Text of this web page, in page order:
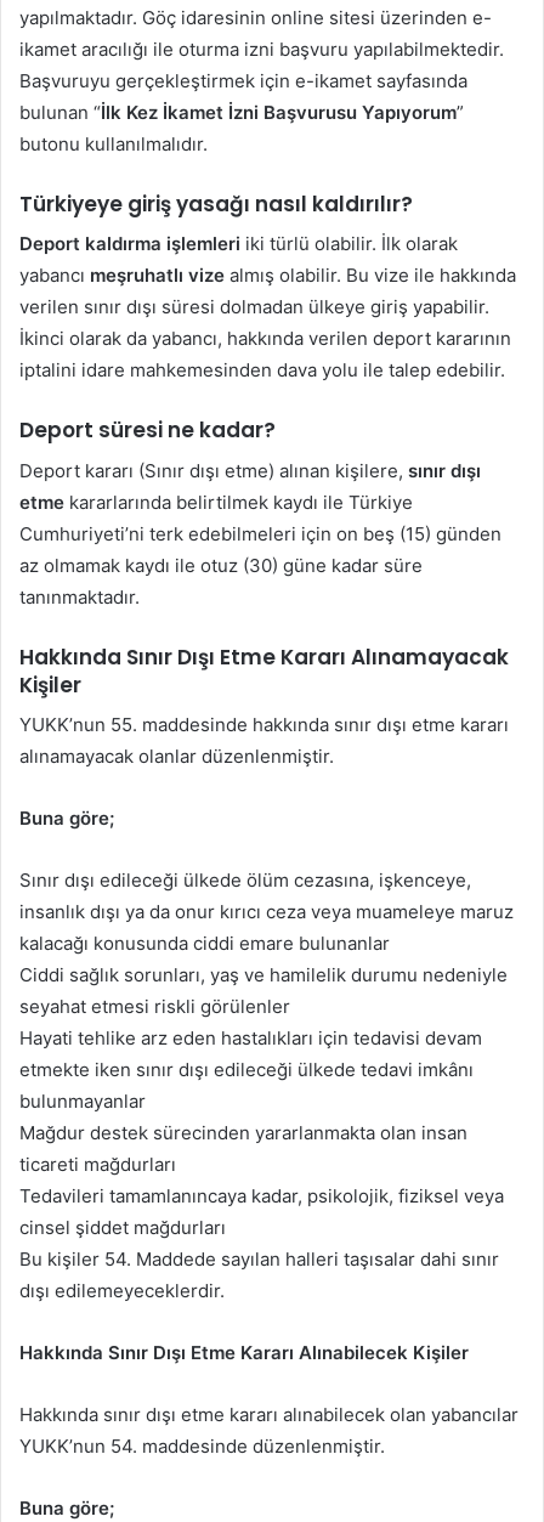
yapılmaktadır. Göç idaresinin online sitesi üzerinden e-
ikamet aracılığı ile oturma izni başvuru yapılabilmektedir.
Başvuruyu gerçekleştirmek için e-ikamet sayfasında
bulunan “İlk Kez İkamet İzni Başvurusu Yapıyorum”
butonu kullanılmalıdır.
Türkiyeye giriş yasağı nasıl kaldırılır?
Deport kaldırma işlemleri iki türlü olabilir. İlk olarak
yabancı meşruhatlı vize almış olabilir. Bu vize ile hakkında
verilen sınır dışı süresi dolmadan ülkeye giriş yapabilir.
İkinci olarak da yabancı, hakkında verilen deport kararının
iptalini idare mahkemesinden dava yolu ile talep edebilir.
Deport süresi ne kadar?
Deport kararı (Sınır dışı etme) alınan kişilere, sınır dışı
etme kararlarında belirtilmek kaydı ile Türkiye
Cumhuriyeti’ni terk edebilmeleri için on beş (15) günden
az olmamak kaydı ile otuz (30) güne kadar süre
tanınmaktadır.
Hakkında Sınır Dışı Etme Kararı Alınamayacak
Kişiler
YUKK’nun 55. maddesinde hakkında sınır dışı etme kararı
alınamayacak olanlar düzenlenmiştir.
Buna göre;
Sınır dışı edileceği ülkede ölüm cezasına, işkenceye,
insanlık dışı ya da onur kırıcı ceza veya muameleye maruz
kalacağı konusunda ciddi emare bulunanlar
Ciddi sağlık sorunları, yaş ve hamilelik durumu nedeniyle
seyahat etmesi riskli görülenler
Hayati tehlike arz eden hastalıkları için tedavisi devam
etmekte iken sınır dışı edileceği ülkede tedavi imkânı
bulunmayanlar
Mağdur destek sürecinden yararlanmakta olan insan
ticareti mağdurları
Tedavileri tamamlanıncaya kadar, psikolojik, fiziksel veya
cinsel şiddet mağdurları
Bu kişiler 54. Maddede sayılan halleri taşısalar dahi sınır
dışı edilemeyeceklerdir.
Hakkında Sınır Dışı Etme Kararı Alınabilecek Kişiler
Hakkında sınır dışı etme kararı alınabilecek olan yabancılar
YUKK’nun 54. maddesinde düzenlenmiştir.
Buna göre;